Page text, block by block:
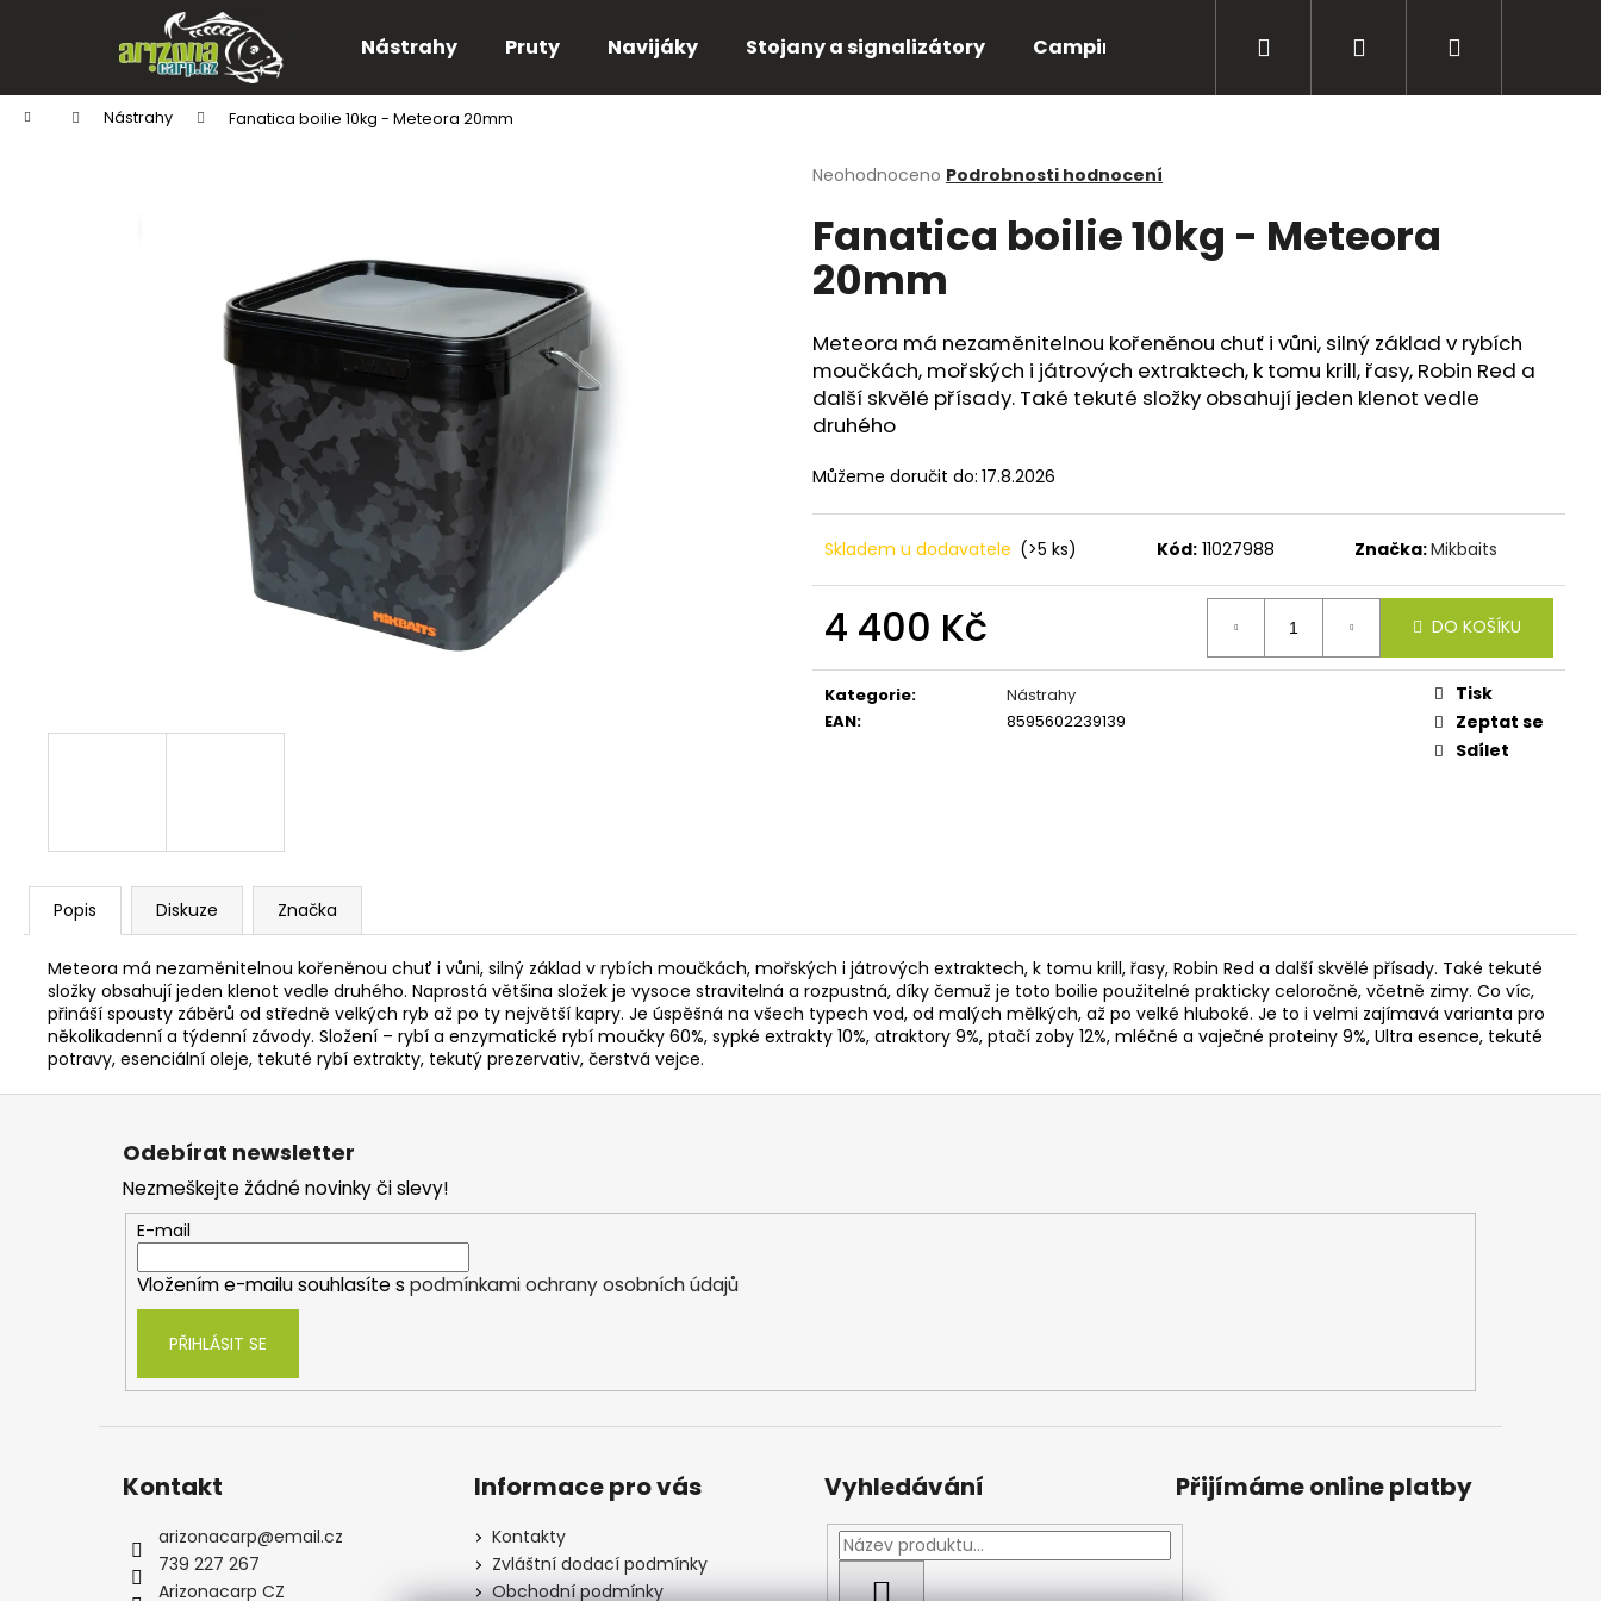
Nástrahy Pruty Navijáky Stojany a signalizátory Camping Bižuterie Péče o úlovky
Přihlášení
Domů Nástrahy Fanatica boilie 10kg - Meteora 20mm
Průměrné
produktu
je
0,0
z
hvězdiček.
Neohodnoceno Podrobnosti hodnocení
Fanatica boilie 10kg - Meteora
20mm
Meteora má nezaměnitelnou kořeněnou chuť i vůni, silný základ v rybích
moučkách, mořských i játrových extraktech, k tomu krill, řasy, Robin Red a
další skvělé přísady. Také tekuté složky obsahují jeden klenot vedle
druhého
Můžeme doručit do: 17.8.2026
Skladem u dodavatele (>5 ks) Kód: 11027988 Značka:Mikbaits
4 400 Kč
cena:
DO KOŠÍKU
Kategorie:
Nástrahy
EAN: 8595602239139
Tisk
Zeptat se
Sdílet
Popis Diskuze Značka
Meteora má nezaměnitelnou kořeněnou chuť i vůni, silný základ v rybích moučkách, mořských i játrových extraktech, k tomu krill, řasy, Robin Red a další skvělé přísady. Také tekuté
složky obsahují jeden klenot vedle druhého. Naprostá většina složek je vysoce stravitelná a rozpustná, díky čemuž je toto boilie použitelné prakticky celoročně, včetně zimy. Co víc,
přináší spousty záběrů od středně velkých ryb až po ty největší kapry. Je úspěšná na všech typech vod, od malých mělkých, až po velké hluboké. Je to i velmi zajímavá varianta pro
několikadenní a týdenní závody. Složení – rybí a enzymatické rybí moučky 60%, sypké extrakty 10%, atraktory 9%, ptačí zoby 12%, mléčné a vaječné proteiny 9%, Ultra esence, tekuté
potravy, esenciální oleje, tekuté rybí extrakty, tekutý prezervativ, čerstvá vejce.
í
Zpět
do
obchodu
Zpět
do
obchodu
HLEDAT
V1 CARP - AMUR
OLOVĚNÉ KRMÍTKO S TRUBIČKOU
DELPHIN EAZYSIX
44 Kč
ROHLÍKOVÉ BOILIES FLUO 30G
Z
Odebírat newsletter
Nezmeškejte žádné novinky či slevy!
E-mail
Vložením e-mailu souhlasíte s podmínkami ochrany osobních údajů
PŘIHLÁSIT SE
Kontakt
arizonacarp@email.cz
739 227 267
Arizonacarp CZ
Informace pro vás
Kontakty
Zvláštní dodací podmínky
Obchodní podmínky
Vyhledávání
HLEDAT
Přijímáme online platby